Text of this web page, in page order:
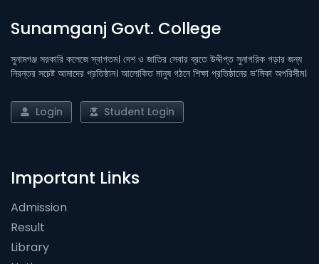
Sunamganj Govt. College
সুনামগঞ্জ সরকারি কলেজে স্বাগতম। দেশ ও জাতির সেবার ব্রতে উদ্দীপ্ত সুনাগরিক গড়ার জন্য
নিরন্তর সচেষ্ট আমাদের প্রতিষ্ঠান। আলোকিত মানুষ গঠনে শিক্ষা প্রতিষ্ঠানের ভ’মিকা অপরিসীম।
Login Student Login
Important Links
Admission
Result
Library